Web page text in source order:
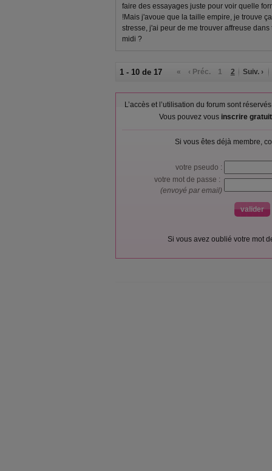
faire des essayages juste pour voir quelle
!Mais j'avoue que la taille empire, je trouve
stresse, j'ai peur de me trouver affreuse
midi ?
1 - 10 de 17 « ‹ Préc. 1 2 Suiv. ›
L’accès et l’utilisation du forum sont
Vous pouvez vous inscrire
Si vous êtes déjà membre,
votre pseudo :
votre mot de passe :
(envoyé par email)
Si vous avez oublié votre mot